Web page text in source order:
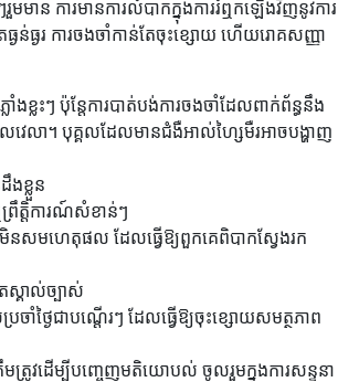
ាន ការមានការលំបាកក្នុងការរំឮកឡើងវិញនូវការ
ន់ធ្ងរ ការចងចាំកាន់តែចុះខ្សោយ ហើយរោគសញ្ញា
ងខ្លះៗ ប៉ុន្តែការបាត់បង់ការចងចាំដែលពាក់ព័ន្ធនឹង
េលា។ បុគ្គលដែលមានជំងឺអាល់ហ្សៃមឺរអាចបង្ហាញ
ខ្លួន
រឹត្តិការណ៍សំខាន់ៗ
មិនសមហេតុផល ដែលធ្វើឱ្យពួកគេពិបាកស្វែងរក
ែស្គាល់ច្បាស់
ចាំថ្ងៃជាបណ្តើរៗ ដែលធ្វើឱ្យចុះខ្សោយសមត្ថភាព
ត្រូវដើម្បីបញ្ចេញមតិយោបល់ ចូលរួមក្នុងការសន្ទនា